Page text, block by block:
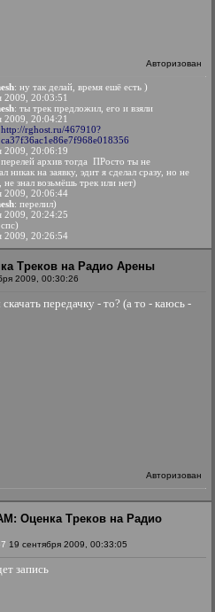
Авторизован
: ну так делай, время ешё есть )
2009, 20:03:51
: ты трек предложил, его и взяли
2009, 20:04:21
http://rghost.ru/467910?
2009, 20:06:19
архив тогда ПРосто ты не
никак на заявку, эдит я сделал сразу, но не
не знал возьмёшь трек или нет)
2009, 20:06:44
: перелил)
2009, 20:24:25
2009, 20:26:54
Треков на Радио Арены
2009, 00:30:26
передачку - то? (а то - каюсь -
Авторизован
Оценка Треков на Радио
19 сентября 2009, 00:33:05
запись